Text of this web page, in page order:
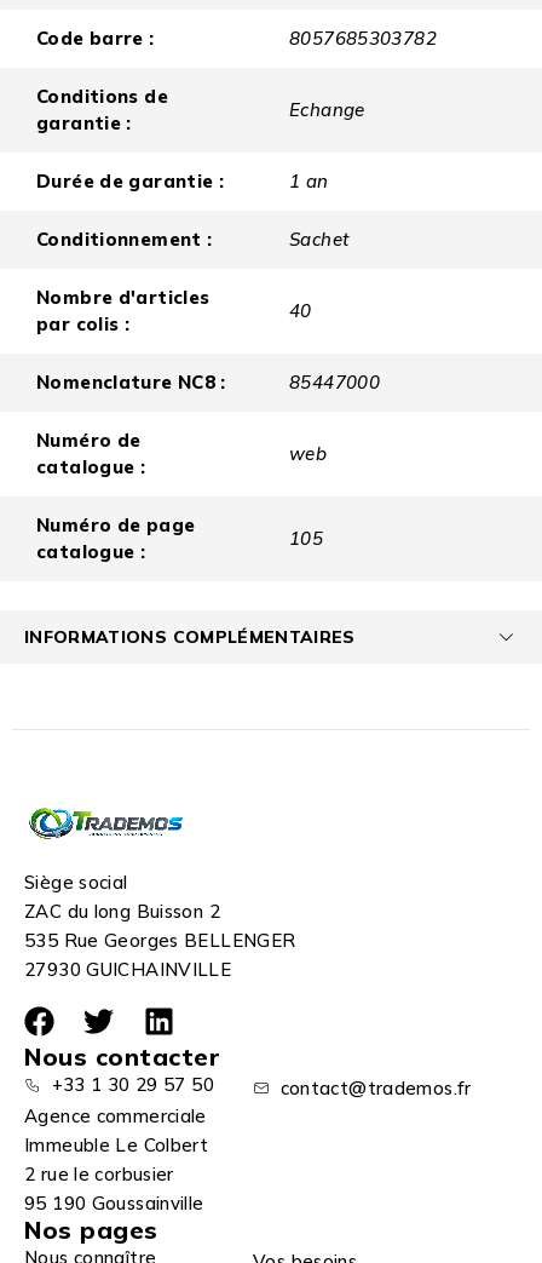
Code barre : 8057685303782
Conditions de
garantie :
Echange
Durée de garantie : 1 an
Conditionnement : Sachet
Nombre d'articles
par colis :
40
Nomenclature NC8 : 85447000
Numéro de
catalogue :
web
Numéro de page
catalogue :
105
INFORMATIONS COMPLÉMENTAIRES
Siège social
ZAC du long Buisson 2
535 Rue Georges BELLENGER
27930 GUICHAINVILLE
Nous contacter
+33 1 30 29 57 50
contact@trademos.fr
Agence commerciale
Immeuble Le Colbert
2 rue le corbusier
95 190 Goussainville
Nos pages
Nous connaître